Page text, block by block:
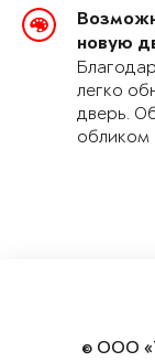
новую
легко
дверь.
обликом
© ООО